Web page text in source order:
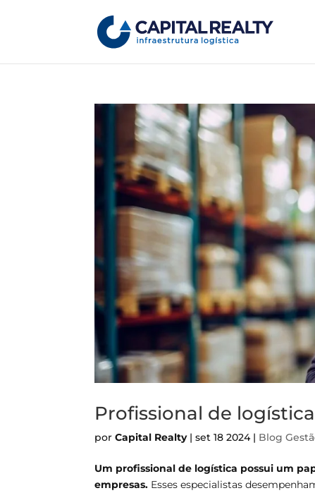
Profissional de
porCapital Realty|set 18 2024| Blog
Um profissional de logística possui um
empresas. Esses especialistas